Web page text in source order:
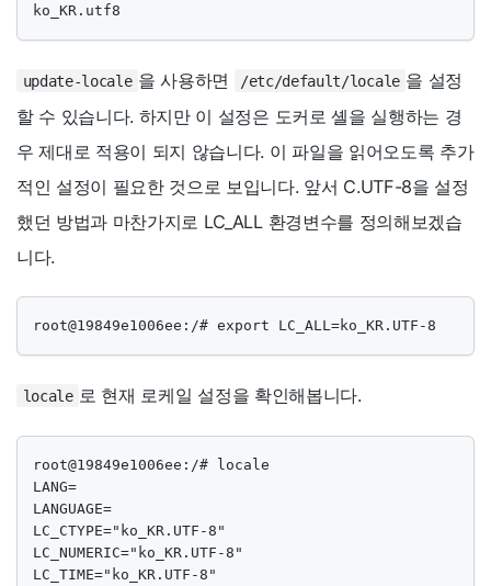
ko_KR.utf8
update-locale 을 사용하면 /etc/default/locale 을 설정
할 수 있습니다. 하지만 이 설정은 도커로 셸을 실행하는 경
우 제대로 적용이 되지 않습니다. 이 파일을 읽어오도록 추가
적인 설정이 필요한 것으로 보입니다. 앞서 C.UTF-8을 설정
했던 방법과 마찬가지로 LC_ALL 환경변수를 정의해보겠습
니다.
root@19849e1006ee:/# export LC_ALL=ko_KR.UTF-8
locale 로 현재 로케일 설정을 확인해봅니다.
root@19849e1006ee:/# locale
LANG=
LANGUAGE=
LC_CTYPE="ko_KR.UTF-8"
LC_NUMERIC="ko_KR.UTF-8"
LC_TIME="ko_KR.UTF-8"